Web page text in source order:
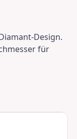
Design.
für